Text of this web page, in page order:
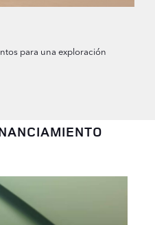
para una exploración